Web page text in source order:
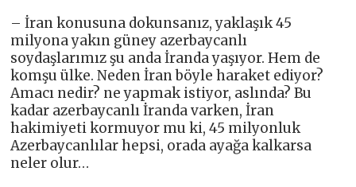
– İran konusuna dokunsanız, yaklaşık 45
milyona yakın güney azerbaycanlı
soydaşlarımız şu anda İranda yaşıyor. Hem de
komşu ülke. Neden İran böyle haraket ediyor?
Amacı nedir? ne yapmak istiyor, aslında? Bu
kadar azerbaycanlı İranda varken, İran
hakimiyeti kormuyor mu ki, 45 milyonluk
Azerbaycanlılar hepsi, orada ayağa kalkarsa
neler olur…